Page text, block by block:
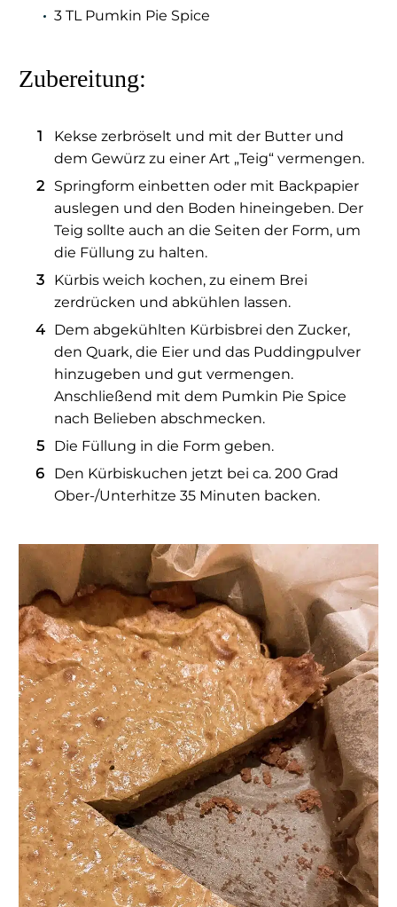
3 TL Pumkin Pie Spice
Zubereitung:
Kekse zerbröselt und mit der Butter und
dem Gewürz zu einer Art „Teig“ vermengen.
Springform einbetten oder mit Backpapier
auslegen und den Boden hineingeben. Der
Teig sollte auch an die Seiten der Form, um
die Füllung zu halten.
Kürbis weich kochen, zu einem Brei
zerdrücken und abkühlen lassen.
Dem abgekühlten Kürbisbrei den Zucker,
den Quark, die Eier und das Puddingpulver
hinzugeben und gut vermengen.
Anschließend mit dem Pumkin Pie Spice
nach Belieben abschmecken.
Die Füllung in die Form geben.
Den Kürbiskuchen jetzt bei ca. 200 Grad
Ober-/Unterhitze 35 Minuten backen.